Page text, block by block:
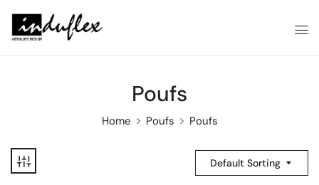
Poufs
Home Poufs Poufs
Default Sorting